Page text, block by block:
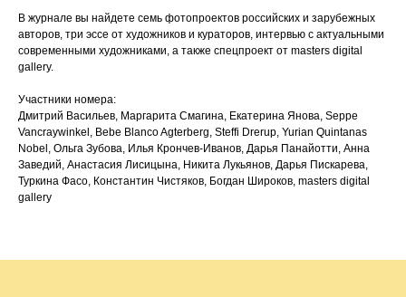
В журнале вы найдете семь фотопроектов российских и зарубежных
авторов, три эссе от художников и кураторов, интервью с актуальными
современными художниками, а также спецпроект от masters digital
gallery.
Участники номера:
Дмитрий Васильев, Маргарита Смагина, Екатерина Янова, Seppe
Vancraywinkel, Bebe Blanco Agterberg, Steffi Drerup, Yurian Quintanas
Nobel, Ольга Зубова, Илья Крончев-Иванов, Дарья Панайотти, Анна
Заведий, Анастасия Лисицына, Никита Лукьянов, Дарья Пискарева,
Туркина Фасо, Константин Чистяков, Богдан Широков, masters digital
gallery